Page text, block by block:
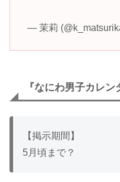
— 茉莉
『なにわ男子カレン
【掲示期間】
5月頃まで？